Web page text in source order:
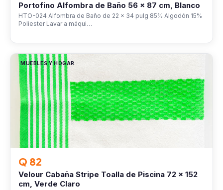
Portofino Alfombra de Baño 56 x 87 cm, Blanco
HTO-024 Alfombra de Baño de 22 x 34 pulg 85% Algodón 15%
Poliester Lavar a máqui…
MUEBLES Y HOGAR
Q 82
Velour Cabaña Stripe Toalla de Piscina 72 x 152
cm, Verde Claro